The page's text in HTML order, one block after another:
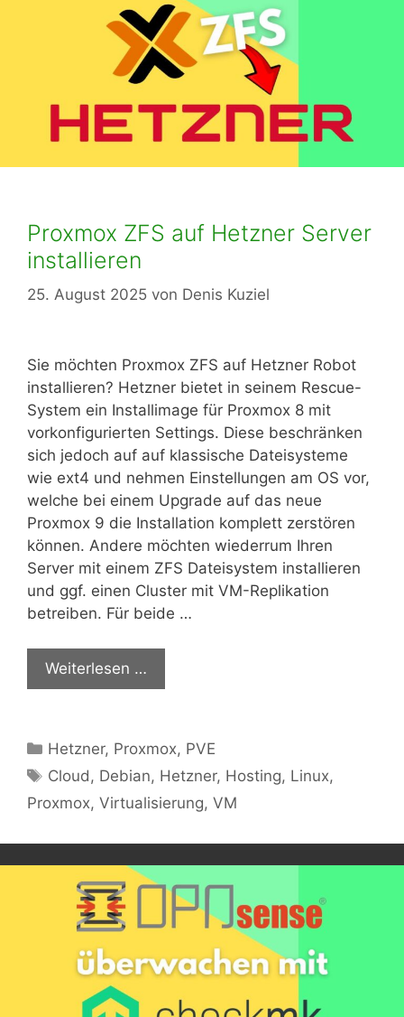
Proxmox ZFS auf Hetzner Server
installieren
25. August 2025 von Denis Kuziel
Sie möchten Proxmox ZFS auf Hetzner Robot
installieren? Hetzner bietet in seinem Rescue-
System ein Installimage für Proxmox 8 mit
vorkonfigurierten Settings. Diese beschränken
sich jedoch auf auf klassische Dateisysteme
wie ext4 und nehmen Einstellungen am OS vor,
welche bei einem Upgrade auf das neue
Proxmox 9 die Installation komplett zerstören
können. Andere möchten wiederrum Ihren
Server mit einem ZFS Dateisystem installieren
und ggf. einen Cluster mit VM-Replikation
betreiben. Für beide …
Weiterlesen …
Kategorien
Hetzner, Proxmox, PVE
Schlagwörter
Cloud , Debian, Hetzner, Hosting, Linux,
Proxmox, Virtualisierung, VM